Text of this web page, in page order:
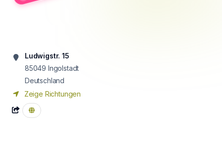
Ludwigstr. 15
85049 Ingolstadt
Deutschland
Zeige Richtungen